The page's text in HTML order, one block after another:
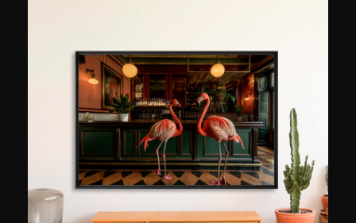
encantador, apelar a su imaginación,
invitándoles a sumergirse en cada imagen y
explorar los más mínimos detalles de esta, hasta
que sientan el deseo de transportarse
inmediatamente al lugar capturado", explica.
David Dunand se formó a través de tutoriales de
YouTube y también dice haberse sentido muy
influenciado e inspirado por las fotos del